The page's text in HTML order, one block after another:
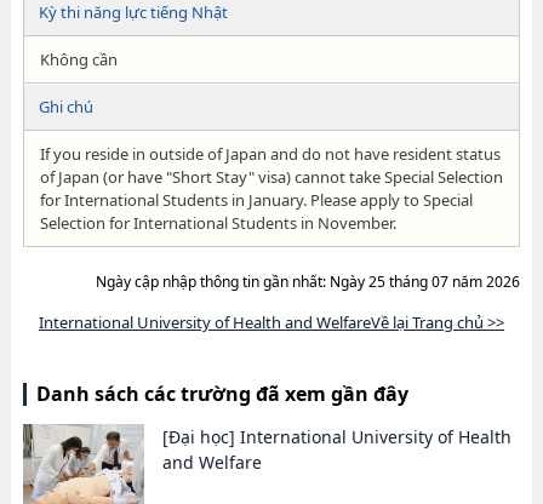
Kỳ thi năng lực tiếng Nhật
Không cần
Ghi chú
If you reside in outside of Japan and do not have resident status
of Japan (or have "Short Stay" visa) cannot take Special Selection
for International Students in January. Please apply to Special
Selection for International Students in November.
Ngày cập nhập thông tin gần nhất: Ngày 25 tháng 07 năm 2026
International University of Health and WelfareVề lại Trang chủ >>
Danh sách các trường đã xem gần đây
[Đại học] International University of Health
and Welfare